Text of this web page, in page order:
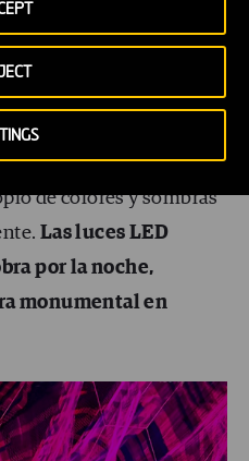
y remolinos con los
su contexto
con la luz del sol
de colores y sombras
Las luces LED
por la noche,
monumental en